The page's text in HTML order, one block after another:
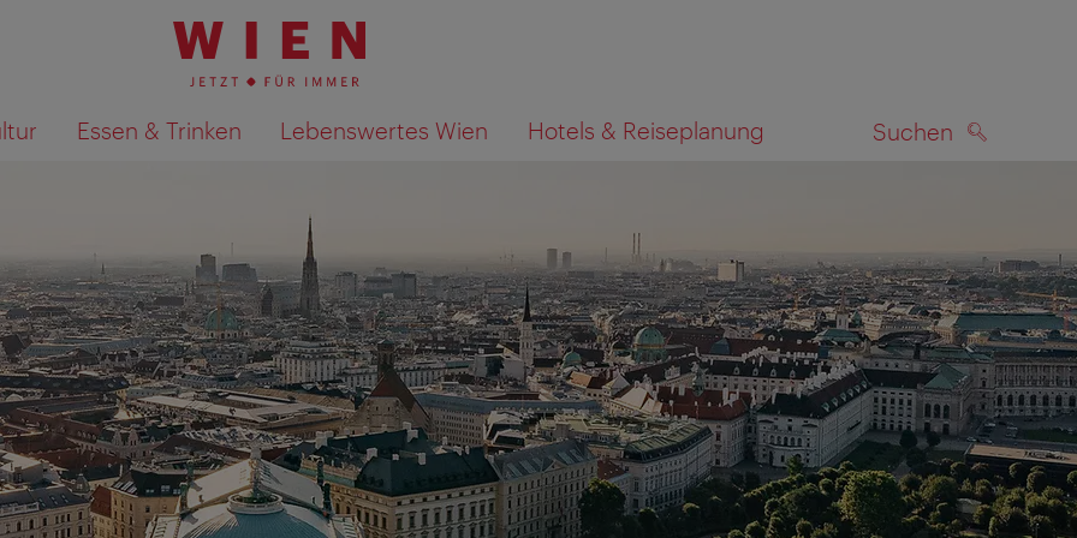
Essen & Trinken Lebenswertes Wien Hotels & Reiseplanung Suchen